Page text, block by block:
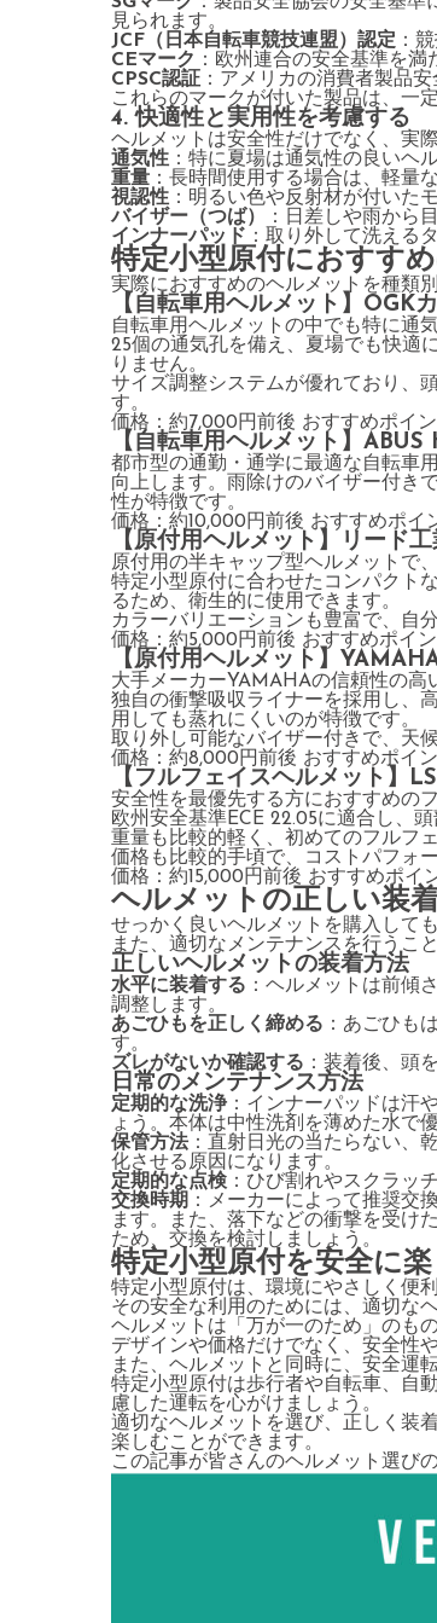
見られます。
JCF（日本自転車競技連盟）認定 ：
CEマーク ：欧州連合の安全基準を満
CPSC認証：アメリカの消費者製品安
これらのマークが付いた製品は、一
4. 快適性と実用性を考慮する
ヘルメットは安全性だけでなく、実
通気性 ：特に夏場は通気性の良いヘ
重量 ：長時間使用する場合は、軽量
視認性 ：明るい色や反射材が付いた
バイザー（つば）
：日差しや雨から
インナーパッド ：取り外して洗える
特定小型原付におすす
実際におすすめのヘルメットを種類
【自転車用ヘルメット】OGK
自転車用ヘルメットの中でも特に通
25個の通気孔を備え、夏場でも快適
りません。
サイズ調整システムが優れており、
す。
価格：約7,000円前後 おすすめポイ
【自転車用ヘルメット】
都市型の通勤・通学に最適な自転車
向上します。雨除けのバイザー付き
性が特徴です。
価格：約10,000円前後 おすすめポイ
【原付用ヘルメット】リード
原付用の半キャップ型ヘルメットで
特定小型原付に合わせたコンパクト
るため、衛生的に使用できます。
カラーバリエーションも豊富で、自
価格：約5,000円前後 おすすめポイ
【原付用ヘルメット】
大手メーカーYAMAHAの信頼性の高
独自の衝撃吸収ライナーを採用し、
用しても蒸れにくいのが特徴です。
取り外し可能なバイザー付きで、天
価格：約8,000円前後 おすすめポイ
【フルフェイスヘルメット】
安全性を最優先する方におすすめの
欧州安全基準ECE 22.05に適合し、
重量も比較的軽く、初めてのフルフ
価格も比較的手頃で、コストパフォ
価格：約15,000円前後 おすすめポイ
ヘルメットの正しい装
せっかく良いヘルメットを購入して
また、適切なメンテナンスを行うこ
正しいヘルメットの装着方法
水平に装着する ：ヘルメットは前傾
調整します。
あごひもを正しく締める ：あごひも
す。
ズレがないか確認する ：装着後、頭
日常のメンテナンス方法
定期的な洗浄 ：インナーパッドは汗
ょう。本体は中性洗剤を薄めた水で
保管方法：直射日光の当たらない、
化させる原因になります。
定期的な点検：ひび割れやスクラッ
交換時期 ：メーカーによって推奨交
ます。また、落下などの衝撃を受け
ため、交換を検討しましょう。
特定小型原付を安全に
特定小型原付は、環境にやさしく便
その安全な利用のためには、適切な
ヘルメットは「万が一のため」のも
デザインや価格だけでなく、安全性
また、ヘルメットと同時に、安全運
特定小型原付は歩行者や自転車、自
慮した運転を心がけましょう。
適切なヘルメットを選び、正しく装
楽しむことができます。
この記事が皆さんのヘルメット選び